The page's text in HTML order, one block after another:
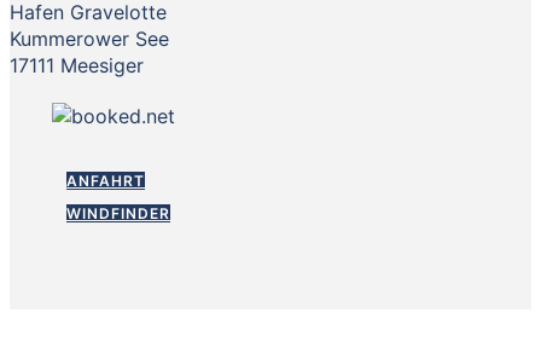
Hafen Gravelotte
Kummerower See
17111 Meesiger
ANFAHRT
WINDFINDER